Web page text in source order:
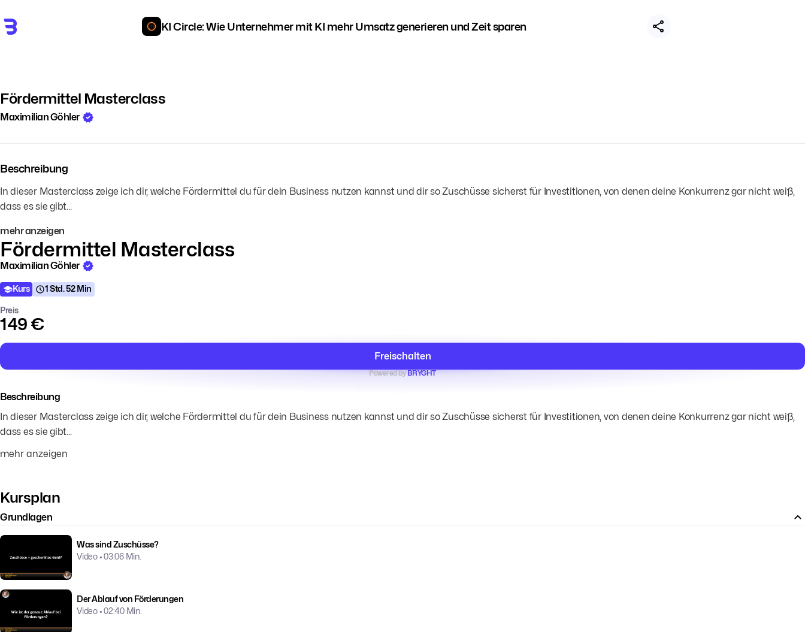
KI Circle: Wie Unternehmer mit KI mehr Umsatz generieren und Zeit sparen
Fördermittel Masterclass
Maximilian Göhler
Beschreibung
In dieser Masterclass zeige ich dir, welche Fördermittel du für dein Business nutzen kannst und dir so Zuschüsse sicherst für Investitionen, von denen deine Konkurrenz gar nicht weiß,
dass es sie gibt...
mehr anzeigen
Fördermittel Masterclass
Maximilian Göhler
Kurs 1 Std. 52 Min
Preis
149 €
Freischalten
Powered byBRYGHT
Beschreibung
In dieser Masterclass zeige ich dir, welche Fördermittel du für dein Business nutzen kannst und dir so Zuschüsse sicherst für Investitionen, von denen deine Konkurrenz gar nicht weiß,
dass es sie gibt...
mehr anzeigen
Kursplan
Grundlagen
Was sind Zuschüsse?
Video • 03:06 Min.
Der Ablauf von Förderungen
Video • 02:40 Min.